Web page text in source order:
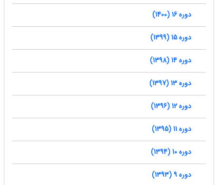
دوره 16 (1400)
دوره 15 (1399)
دوره 14 (1398)
دوره 13 (1397)
دوره 12 (1396)
دوره 11 (1395)
دوره 10 (1394)
دوره 9 (1393)